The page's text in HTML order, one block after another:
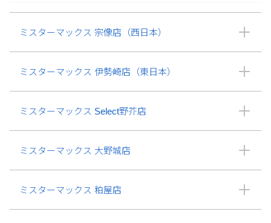
ミスターマックス 宗像店（西日本）
ミスターマックス 伊勢崎店（東日本）
ミスターマックス Select野芥店
ミスターマックス 大野城店
ミスターマックス 粕屋店